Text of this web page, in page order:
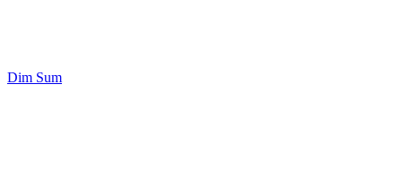
Dim Sum